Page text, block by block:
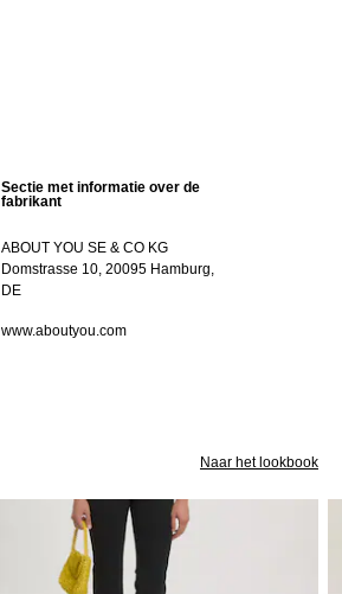
Sectie met informatie over de
fabrikant
ABOUT YOU SE & CO KG
Domstrasse 10, 20095 Hamburg,
DE
www.aboutyou.com
Naar het lookbook